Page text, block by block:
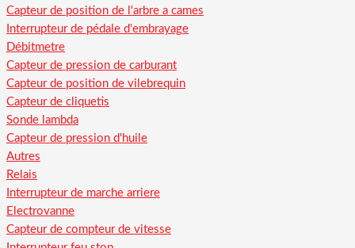
Capteur de position de l'arbre a cames
Interrupteur de pédale d'embrayage
Débitmetre
Capteur de pression de carburant
Capteur de position de vilebrequin
Capteur de cliquetis
Sonde lambda
Capteur de pression d'huile
Autres
Relais
Interrupteur de marche arriere
Electrovanne
Capteur de compteur de vitesse